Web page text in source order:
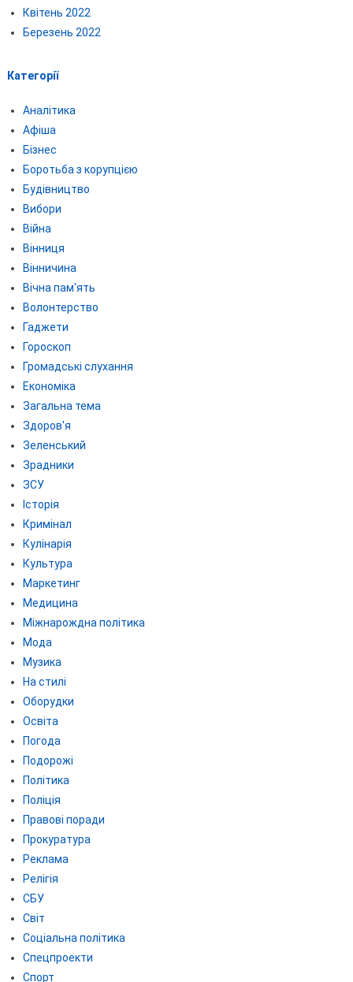
Квітень 2022
Березень 2022
Категорії
Аналітика
Афіша
Бізнес
Боротьба з корупцією
Будівництво
Вибори
Війна
Вінниця
Вінничина
Вічна пам'ять
Волонтерство
Гаджети
Гороскоп
Громадські слухання
Економіка
Загальна тема
Здоров'я
Зеленський
Зрадники
ЗСУ
Історія
Кримінал
Кулінарія
Культура
Маркетинг
Медицина
Міжнарождна політика
Мода
Музика
На стилі
Оборудки
Освіта
Погода
Подорожі
Політика
Поліція
Правові поради
Прокуратура
Реклама
Релігія
СБУ
Світ
Соціальна політика
Спецпроекти
Спорт